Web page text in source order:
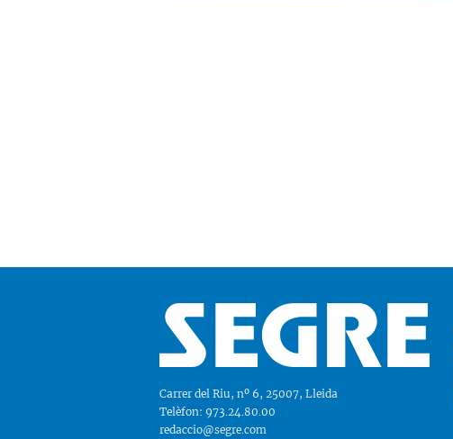
Carrer del Riu, nº 6, 25007, Lleida
Telèfon: 973.24.80.00
redaccio@segre.com